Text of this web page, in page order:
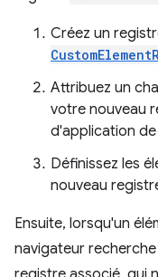
Créez un
Attribuez un
votre nouveau
d'application
Définissez les
nouveau
Ensuite, lorsqu'un
navigateur